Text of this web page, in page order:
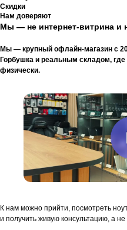
Скидки
Нам доверяют
Мы — не интернет-витрина и
Мы — крупный офлайн-магазин с
Горбушка и реальным складом, где
физически.
К нам можно прийти, посмотреть
и получить живую консультацию, а не